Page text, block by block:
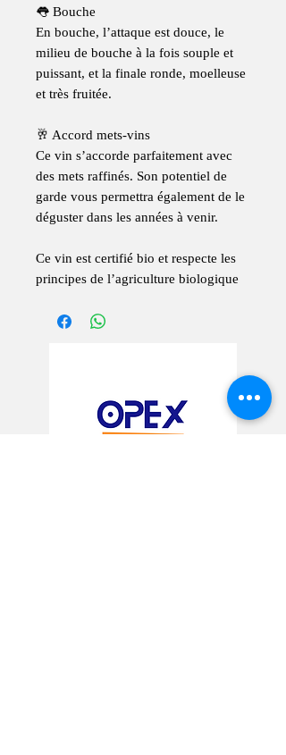
👅 Bouche
En bouche, l’attaque est douce, le
milieu de bouche à la fois souple et
puissant, et la finale ronde, moelleuse
et très fruitée.
🥂 Accord mets-vins
Ce vin s’accorde parfaitement avec
des mets raffinés. Son potentiel de
garde vous permettra également de le
déguster dans les années à venir.
Ce vin est certifié bio et respecte les
principes de l’agriculture biologique